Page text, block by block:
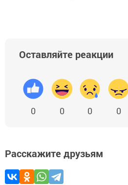
Оставляйте реакции
0 0 0 0
Расскажите друзьям